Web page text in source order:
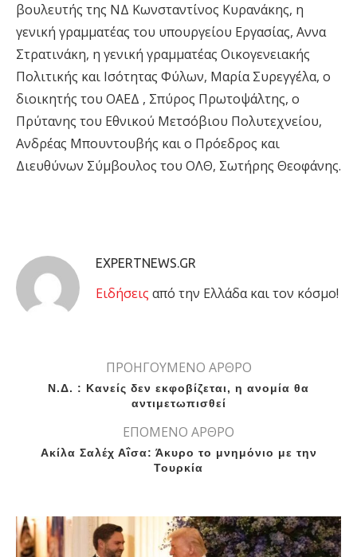
βουλευτής της ΝΔ Κωνσταντίνος Κυρανάκης, η
γενική γραμματέας του υπουργείου Εργασίας, Αννα
Στρατινάκη, η γενική γραμματέας Οικογενειακής
Πολιτικής και Ισότητας Φύλων, Μαρία Συρεγγέλα, ο
διοικητής του ΟΑΕΔ , Σπύρος Πρωτοψάλτης, ο
Πρύτανης του Εθνικού Μετσόβιου Πολυτεχνείου,
Ανδρέας Μπουντουβής και ο Πρόεδρος και
Διευθύνων Σύμβουλος του ΟΛΘ, Σωτήρης Θεοφάνης.
EXPERTNEWS.GR
Eιδήσεις από την Ελλάδα και τον κόσμο!
ΠΡΟΗΓΟΥΜΕΝΟ ΑΡΘΡΟ
Ν.Δ. : Κανείς δεν εκφοβίζεται, η ανομία θα
αντιμετωπισθεί
ΕΠΟΜΕΝΟ ΑΡΘΡΟ
Ακίλα Σαλέχ Αΐσα: Άκυρο το μνημόνιο με την
Τουρκία